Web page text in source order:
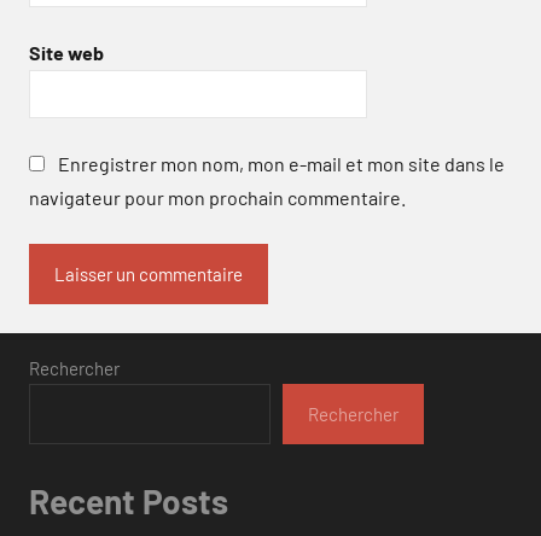
Site web
Enregistrer mon nom, mon e-mail et mon site dans le
navigateur pour mon prochain commentaire.
Rechercher
Rechercher
Recent Posts